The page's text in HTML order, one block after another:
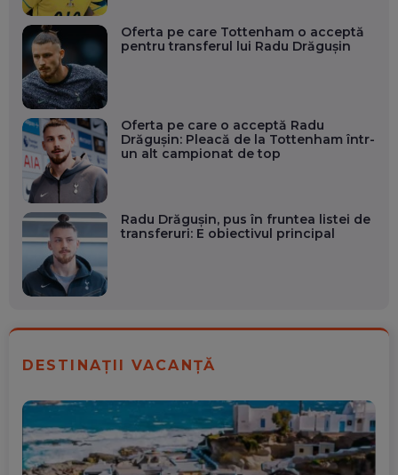
Oferta pe care Tottenham o acceptă
pentru transferul lui Radu Drăgușin
Oferta pe care o acceptă Radu
Drăgușin: Pleacă de la Tottenham într-
un alt campionat de top
Radu Drăgușin, pus în fruntea listei de
transferuri: E obiectivul principal
DESTINAȚII VACANȚĂ